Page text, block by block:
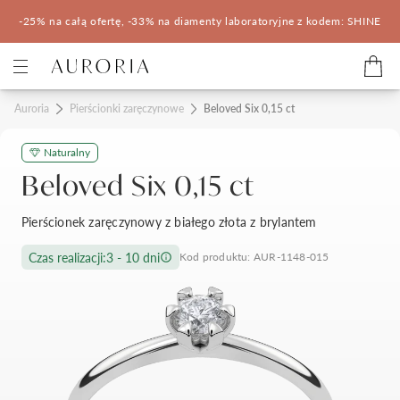
-25% na całą ofertę, -33% na diamenty laboratoryjne z kodem: SHINE
Kategorie
Pierścionki zaręczynowe
Pomocne
Konfigurator 3D
Salony Auroria
Salon Auroria Arkadia
Korzyści z zakupu
Auroria Pierścionki zaręczynowe Beloved Six 0,15 ct
Naturalny
Beloved Six 0,15 ct
Pierścionek zaręczynowy z białego złota z brylantem
Czas realizacji:3 - 10 dni Kod produktu: AUR-1148-015